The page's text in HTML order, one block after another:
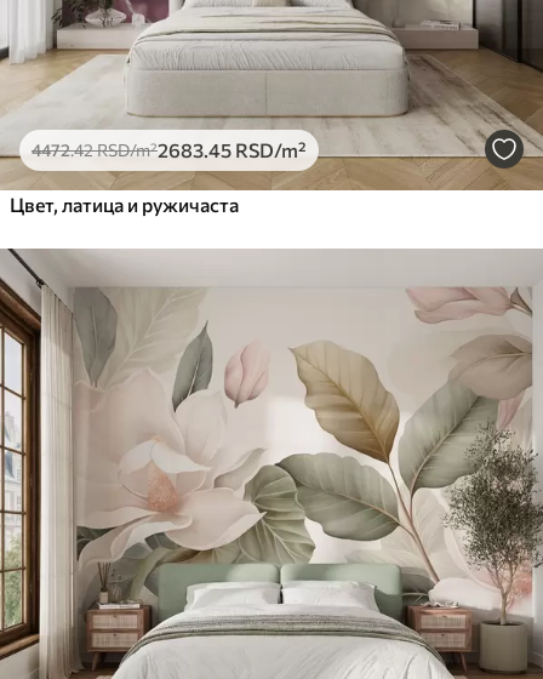
4472.42RSD/m²2683 .45 RSD/m²
Цвет, латица и ружичаста